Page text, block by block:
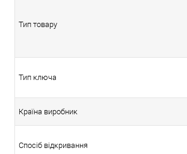
Тип товару
Тип ключа
Країна виробник
Спосіб відкривання